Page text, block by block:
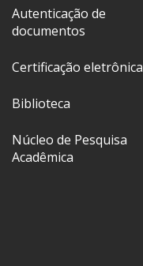
Autenticação de
documentos
Certificação eletrônica
Biblioteca
Núcleo de Pesquisa
Acadêmica